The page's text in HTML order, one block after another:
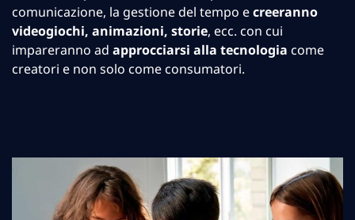
comunicazione, la gestione del tempo ecreeranno
videogiochi, animazioni, storie, ecc. con cui
impareranno ad approcciarsi alla tecnologia come
creatori e non solo come consumatori.